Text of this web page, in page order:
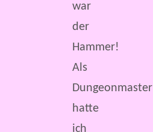
war
der
Hammer!
Als
Dungeonmaster
hatte
ich